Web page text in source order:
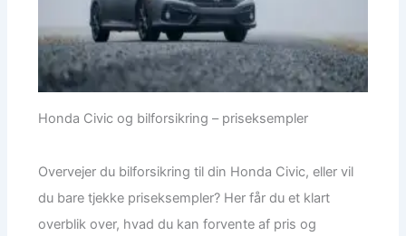
Honda Civic og bilforsikring – priseksempler
Overvejer du bilforsikring til din Honda Civic, eller vil
du bare tjekke priseksempler? Her får du et klart
overblik over, hvad du kan forvente af pris og